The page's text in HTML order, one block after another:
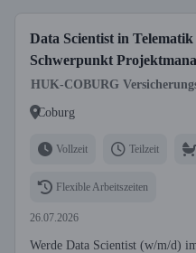
Data Scientist in
Schwerpunkt
HUK-COBURG
Coburg
Vollzeit Teilzeit
Flexible Arbeitszeiten
26.07.2026
Werde Data Scientist (w/m/d)